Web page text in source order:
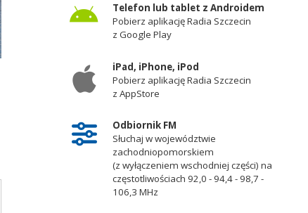
Telefon lub tablet z Androidem
Pobierz aplikację Radia Szczecin
z Google Play
iPad, iPhone, iPod
Pobierz aplikację Radia Szczecin
z AppStore
Odbiornik FM
Słuchaj w województwie
zachodniopomorskiem
(z wyłączeniem wschodniej części) na
częstotliwościach 92,0 - 94,4 - 98,7 -
106,3 MHz